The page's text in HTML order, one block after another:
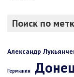
Поиск по
Александр
Германия